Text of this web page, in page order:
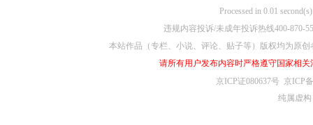
Processed in 0.01
违规内容投诉/未成年投诉热线400-870-
本站作品（专栏、小说、评论、贴子等）版权均为原
请所有用户发布内容时严格遵守国家相
京ICP证080637号 京ICP
纯属虚